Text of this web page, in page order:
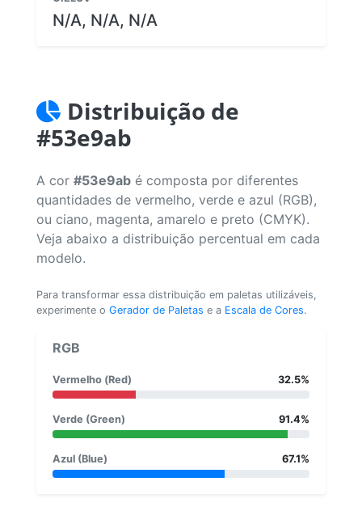
N/A, N/A, N/A
Distribuição de
#53e9ab
A cor #53e9ab é composta por diferentes
quantidades de vermelho, verde e azul (RGB),
ou ciano, magenta, amarelo e preto (CMYK).
Veja abaixo a distribuição percentual em cada
modelo.
Para transformar essa distribuição em paletas utilizáveis,
experimente o Gerador de Paletas e a Escala de Cores.
RGB
Vermelho (Red) 32.5%
Verde (Green) 91.4%
Azul (Blue) 67.1%